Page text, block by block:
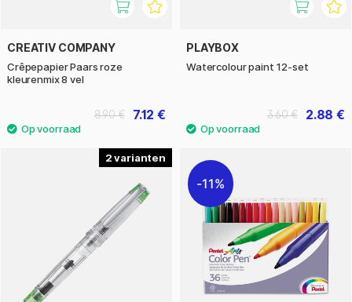
CREATIV COMPANY
Crêpepapier Paars roze
kleurenmix 8 vel
7.12 €
8.90 €
PLAYBOX
Watercolour paint 12-set
2.88 €
3.60 €
2
11%